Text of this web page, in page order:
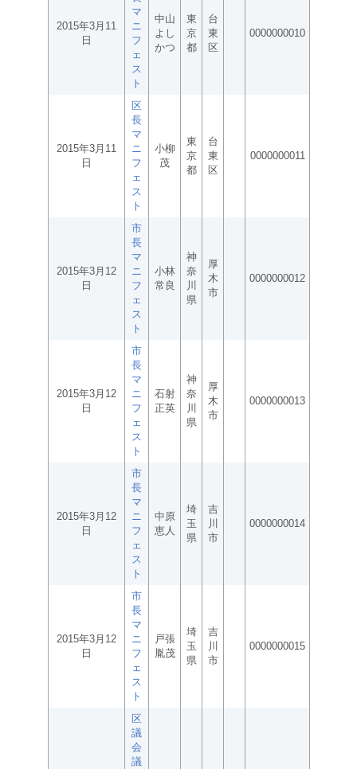
2015年3月11
日
マ
ニ
フ
ェ
ス
ト
中山
よし
かつ
東
京
都
台
東
区
0000000010
2015年3月11
日
区
長
マ
ニ
フ
ェ
ス
ト
小柳
茂
東
京
都
台
東
区
0000000011
2015年3月12
日
市
長
マ
ニ
フ
ェ
ス
ト
小林
常良
神
奈
川
県
厚
木
市
0000000012
2015年3月12
日
市
長
マ
ニ
フ
ェ
ス
ト
石射
正英
神
奈
川
県
厚
木
市
0000000013
2015年3月12
日
市
長
マ
ニ
フ
ェ
ス
ト
中原
恵人
埼
玉
県
吉
川
市
0000000014
2015年3月12
日
市
長
マ
ニ
フ
ェ
ス
ト
戸張
胤茂
埼
玉
県
吉
川
市
0000000015
区
議
会
議